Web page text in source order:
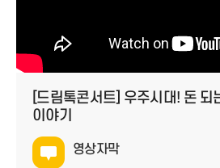
[드림톡콘서트] 우주시대! 돈 되
이야기
영상자막